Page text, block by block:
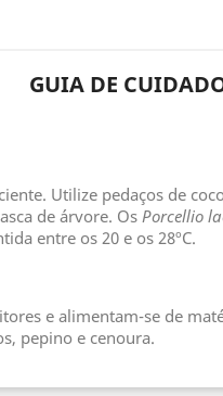
GUIA DE
Utilize pedaços de
de árvore. Os Porcellio
entre os 20 e os 28ºC.
e alimentam-se de
pepino e cenoura.